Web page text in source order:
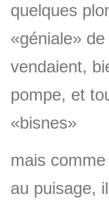
quelques
«géniale»
vendaient,
pompe, et
«bisnes»
mais
au puisage,